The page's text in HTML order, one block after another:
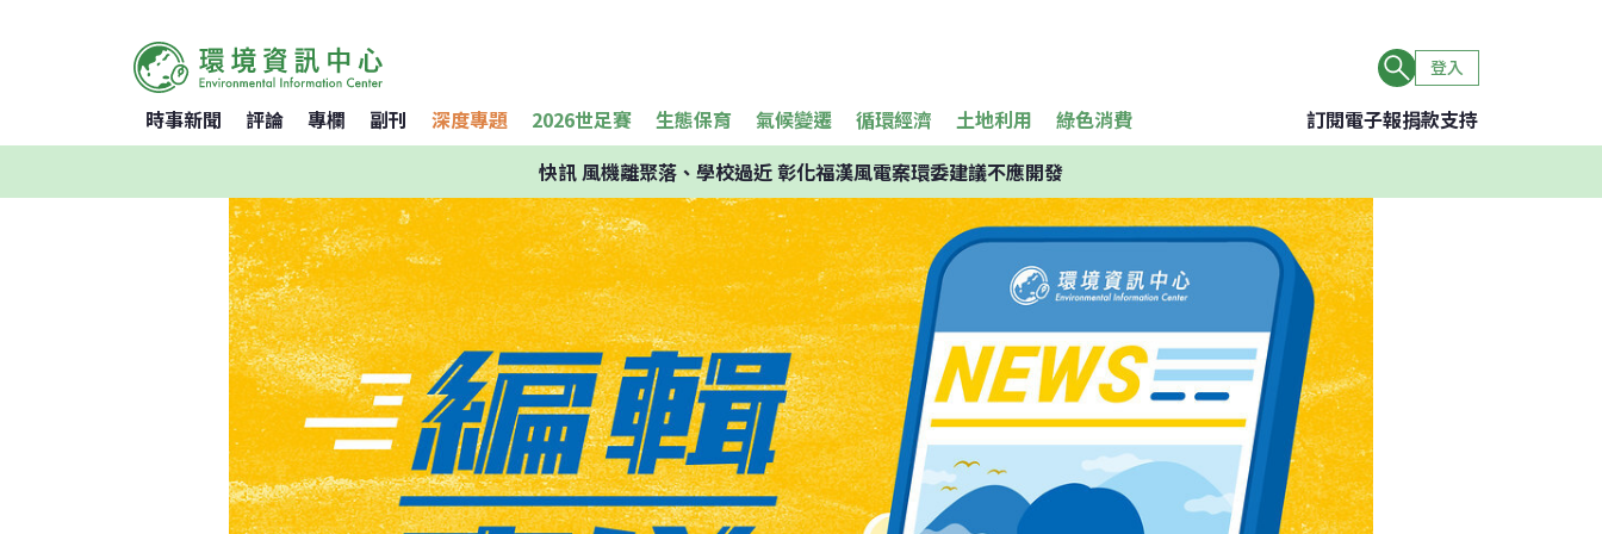
登入
時事新聞 評論 專欄 副刊 深度專題 2026世足賽 生態保育 氣候變遷 循環經濟 土地利用 綠色消費 訂閱電子報捐款支持
快訊風機離聚落、學校過近 彰化福漢風電案環委建議不應開發